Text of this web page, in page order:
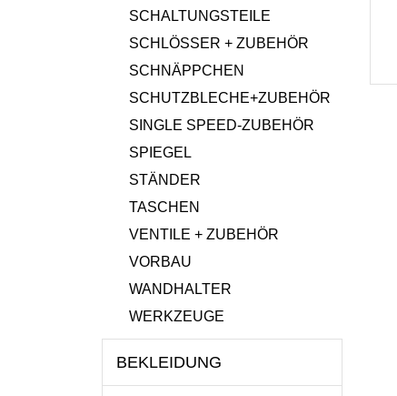
SCHALTUNGSTEILE
SCHLÖSSER + ZUBEHÖR
SCHNÄPPCHEN
SCHUTZBLECHE+ZUBEHÖR
SINGLE SPEED-ZUBEHÖR
SPIEGEL
STÄNDER
TASCHEN
VENTILE + ZUBEHÖR
VORBAU
WANDHALTER
WERKZEUGE
BEKLEIDUNG